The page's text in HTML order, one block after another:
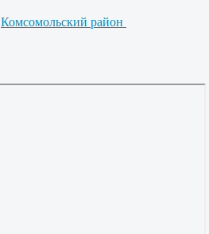
Комсомольский район